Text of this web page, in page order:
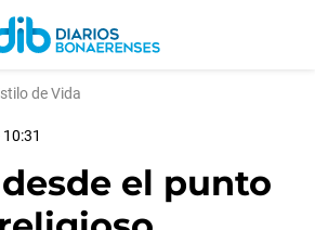
de Vida
el punto